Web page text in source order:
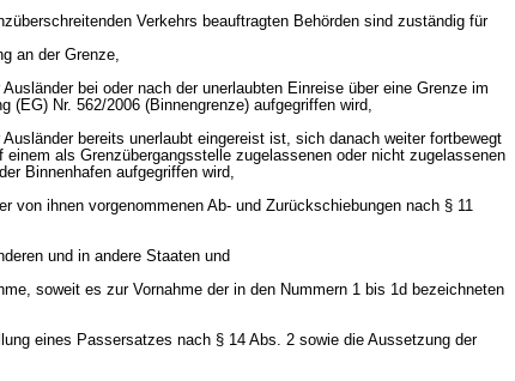
Verkehrs beauftragten Behörden sind zuständig für
an der Grenze,
bei oder nach der unerlaubten Einreise über eine Grenze im
(EG) Nr. 562/2006 (Binnengrenze) aufgegriffen wird,
bereits unerlaubt eingereist ist, sich danach weiter fortbewegt
einem als Grenzübergangsstelle zugelassenen oder nicht zugelassenen
Binnenhafen aufgegriffen wird,
von ihnen vorgenommenen Ab- und Zurückschiebungen nach § 11
und in andere Staaten und
soweit es zur Vornahme der in den Nummern 1 bis 1d bezeichneten
eines Passersatzes nach § 14 Abs. 2 sowie die Aussetzung der